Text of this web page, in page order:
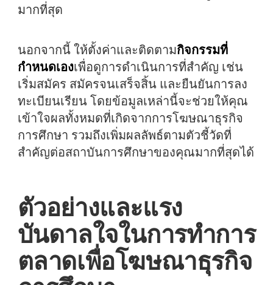
มากที่สุด
นอกจากนี้ ให้ตั้งค่าและติดตามกิจกรรมที่
กำหนดเองเพื่อดูการดำเนินการที่สำคัญ เช่น
เริ่มสมัคร สมัครจนเสร็จสิ้น และยืนยันการลง
ทะเบียนเรียน โดยข้อมูลเหล่านี้จะช่วยให้คุณ
เข้าใจผลทั้งหมดที่เกิดจากการโฆษณาธุรกิจ
การศึกษา รวมถึงเพิ่มผลลัพธ์ตามตัวชี้วัดที่
สำคัญต่อสถาบันการศึกษาของคุณมากที่สุดได้
ตัวอย่างและแรง
บันดาลใจในการทำการ
ตลาดเพื่อโฆษณาธุรกิจ